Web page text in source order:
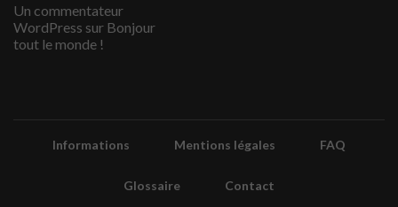
Un commentateur
WordPress sur Bonjour
tout le monde !
Informations Mentions légales FAQ
Glossaire Contact